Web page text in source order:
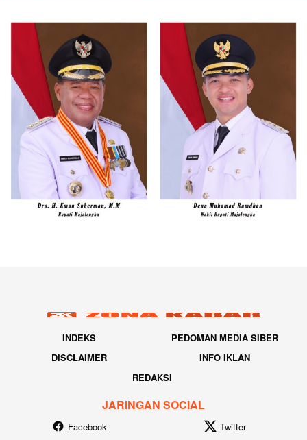
INDEKS
PEDOMAN MEDIA SIBER
DISCLAIMER
INFO IKLAN
REDAKSI
JARINGAN SOCIAL
Facebook
Twitter